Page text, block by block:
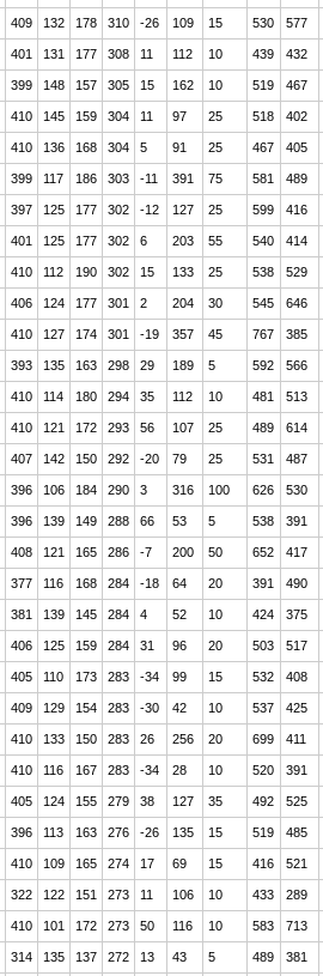
409 132 178 310 -26 109 15 530 577
401 131 177 308 11 112 10 439 432
399 148 157 305 15 162 10 519 467
410 145 159 304 11 97 25 518 402
410 136 168 304 5 91 25 467 405
399 117 186 303 -11 391 75 581 489
397 125 177 302 -12 127 25 599 416
401 125 177 302 6 203 55 540 414
410 112 190 302 15 133 25 538 529
406 124 177 301 2 204 30 545 646
410 127 174 301 -19 357 45 767 385
393 135 163 298 29 189 5 592 566
410 114 180 294 35 112 10 481 513
410 121 172 293 56 107 25 489 614
407 142 150 292 -20 79 25 531 487
396 106 184 290 3 316 100 626 530
396 139 149 288 66 53 5 538 391
408 121 165 286 -7 200 50 652 417
377 116 168 284 -18 64 20 391 490
381 139 145 284 4 52 10 424 375
406 125 159 284 31 96 20 503 517
405 110 173 283 -34 99 15 532 408
409 129 154 283 -30 42 10 537 425
410 133 150 283 26 256 20 699 411
410 116 167 283 -34 28 10 520 391
405 124 155 279 38 127 35 492 525
396 113 163 276 -26 135 15 519 485
410 109 165 274 17 69 15 416 521
322 122 151 273 11 106 10 433 289
410 101 172 273 50 116 10 583 713
314 135 137 272 13 43 5 489 381